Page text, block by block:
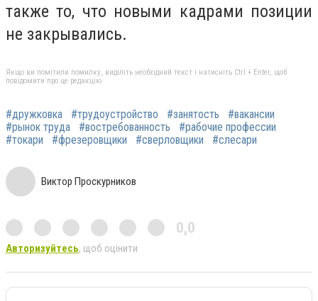
также то, что новыми кадрами позиции
не закрывались.
Якщо ви помітили помилку, виділіть необхідний текст і натисніть Ctrl + Enter, щоб
повідомити про це редакцію
#дружковка #трудоустройство #занятость
#вакансии
#рынок труда
#востребованность
#рабочие профессии
#токари
#фрезеровщики #сверловщики #слесари
Виктор Проскурников
0,0
Авторизуйтесь, щоб оцінити